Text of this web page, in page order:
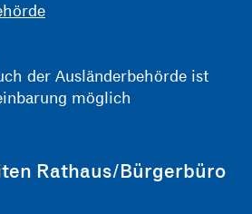
der Ausländerbehörde ist
möglich
Rathaus/Bürgerbüro